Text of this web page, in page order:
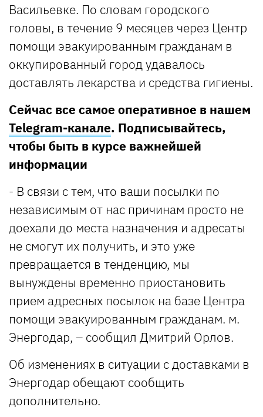
Васильевке. По словам городского
головы, в течение 9 месяцев через Центр
помощи эвакуированным гражданам в
оккупированный город удавалось
доставлять лекарства и средства гигиены.
Сейчас все самое оперативное в нашем
Telegram-канале. Подписывайтесь,
чтобы быть в курсе важнейшей
информации
- В связи с тем, что ваши посылки по
независимым от нас причинам просто не
доехали до места назначения и адресаты
не смогут их получить, и это уже
превращается в тенденцию, мы
вынуждены временно приостановить
прием адресных посылок на базе Центра
помощи эвакуированным гражданам. м.
Энергодар, – сообщил Дмитрий Орлов.
Об изменениях в ситуации с доставками в
Энергодар обещают сообщить
дополнительно.